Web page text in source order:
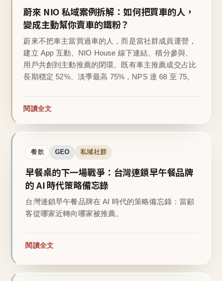
蔚來 NIO 私域案例拆解：如何把買車的人，
變成主動幫你賣車的鐵粉？
蔚來不把車主當買過車的人，而是當社群成員運營，
建立 App 互動、NIO House 線下連結、積分參與、
用戶共創到主動推薦的閉環。既有車主推薦成交占比
長期穩定 52%、淡季最高 75%，NPS 達 68 至 75。
閱讀全文
餐飲 GEO 私域社群
早餐桌的下一場戰爭：台灣連鎖早午餐品牌
的 AI 時代策略備忘錄
台灣連鎖早午餐品牌在 AI 時代的策略備忘錄：當顧
客從哪家近轉向哪家被推薦。
閱讀全文